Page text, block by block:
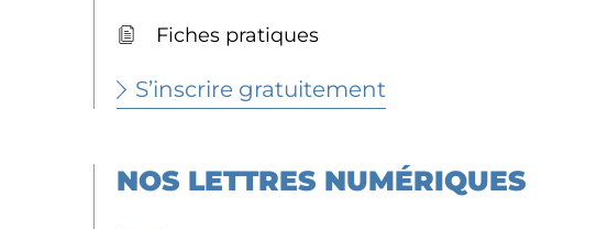
Fiches pratiques
S’inscrire gratuitement
NOS LETTRES NUMÉRIQUES